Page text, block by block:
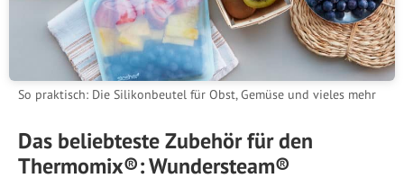
So praktisch: Die Silikonbeutel für Obst, Gemüse und vieles mehr
Das beliebteste Zubehör für den
Thermomix®: Wundersteam®